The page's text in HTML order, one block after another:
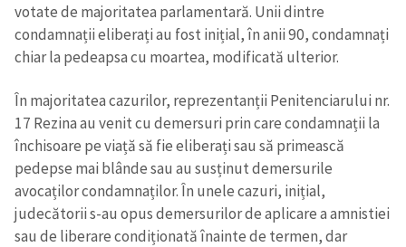
votate de majoritatea parlamentară. Unii dintre
condamnații eliberați au fost inițial, în anii 90, condamnați
chiar la pedeapsa cu moartea, modificată ulterior.
În majoritatea cazurilor, reprezentanții Penitenciarului nr.
17 Rezina au venit cu demersuri prin care condamnații la
închisoare pe viață să fie eliberați sau să primească
pedepse mai blânde sau au susținut demersurile
avocaților condamnaților. În unele cazuri, inițial,
judecătorii s-au opus demersurilor de aplicare a amnistiei
sau de liberare condiționată înainte de termen, dar